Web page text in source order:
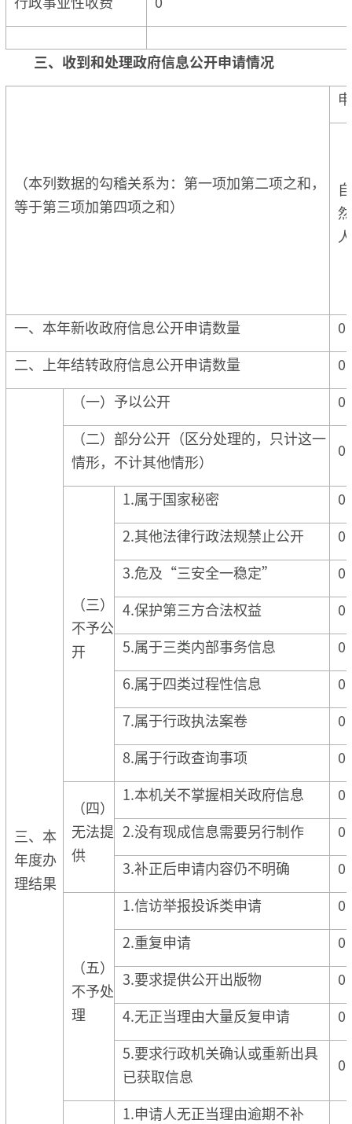
三、收到和处理政府信息公开申请情况
（本列数据的勾稽关系为：第一项加第二项之和，
等于第三项加第四项之和）
自
然
人
一、本年新收政府信息公开申请数量
0
二、上年结转政府信息公开申请数量
0
三、本
年度办
理结果
（一）予以公开
0
（二）部分公开（区分处理的，只计这一
情形，不计其他情形）
0
（三）
不予公
开
1.属于国家秘密
0
2.其他法律行政法规禁止公开
0
3.危及“三安全一稳定”
0
4.保护第三方合法权益
0
5.属于三类内部事务信息
0
6.属于四类过程性信息
0
7.属于行政执法案卷
0
8.属于行政查询事项
0
（四）
无法提
供
1.本机关不掌握相关政府信息
0
2.没有现成信息需要另行制作
0
3.补正后申请内容仍不明确
0
（五）
不予处
理
1.信访举报投诉类申请
0
2.重复申请
0
3.要求提供公开出版物
0
4.无正当理由大量反复申请
0
5.要求行政机关确认或重新出具
已获取信息
0
1.申请人无正当理由逾期不补